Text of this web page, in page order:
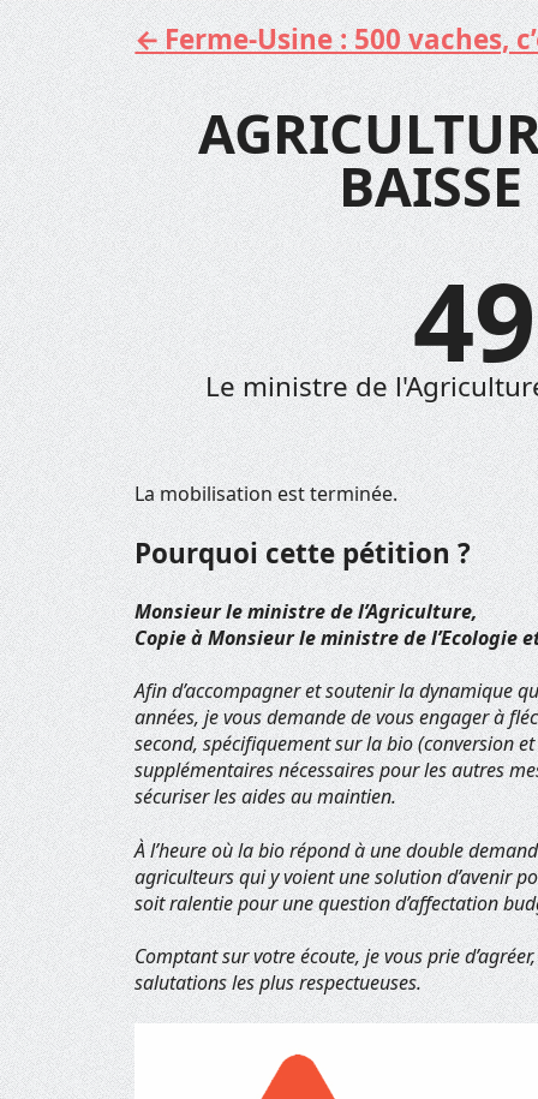
Aller
au
contenu
Ferme-Usine : 500 vaches,
Le ministre de
La mobilisation est terminée.
Pourquoi cette pétition ?
Monsieur le ministre de l’Agriculture,
Copie à Monsieur le ministre de l’Ecologie
Afin d’accompagner et soutenir la dynamique
années, je vous demande de vous engager à
second, spécifiquement sur la bio (conversion
supplémentaires nécessaires pour les autres
sécuriser les aides au maintien.
À l’heure où la bio répond à une double
agriculteurs qui y voient une solution d’avenir
soit ralentie pour une question d’affectation
Comptant sur votre écoute, je vous prie
salutations les plus respectueuses.